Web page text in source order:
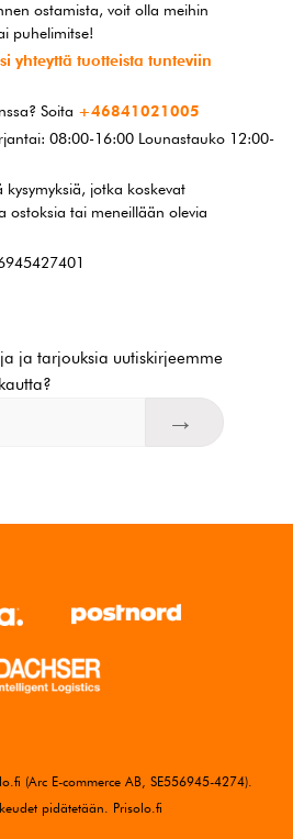
ostamista, voit olla meihin
puhelimitse!
yhteyttä tuotteista tunteviin
Soita +46841021005
08:00-16:00 Lounastauko 12:00-
kysymyksiä, jotka koskevat
ostoksia tai meneillään olevia
ja tarjouksia uutiskirjeemme
kautta?
(Arc E-commerce AB, SE556945-4274).
pidätetään. Prisolo.fi